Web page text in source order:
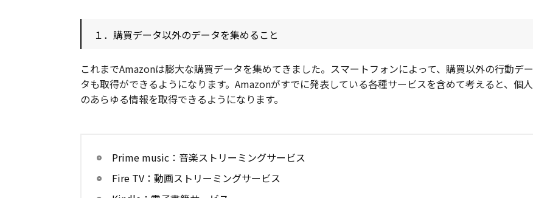
１．購買データ以外のデータを集めること
これまでAmazonは膨大な購買データを集めてきました。スマートフォンによって、購買以外の行動デー
タも取得ができるようになります。Amazonがすでに発表している各種サービスを含めて考えると、個人
のあらゆる情報を取得できるようになります。
Prime music：音楽ストリーミングサービス
Fire TV：動画ストリーミングサービス